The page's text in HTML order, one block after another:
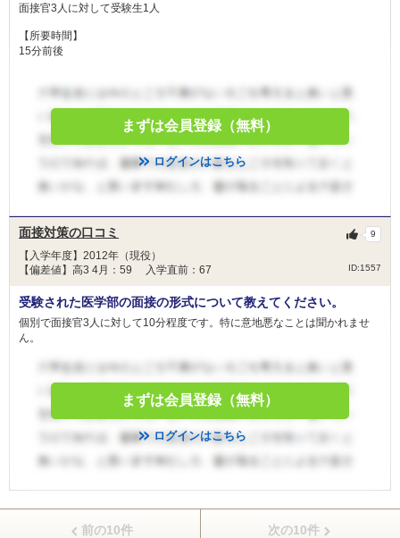
面接官3人に対して受験生1人
【所要時間】
15分前後
まずは会員登録（無料）
ログインはこちら
面接対策の口コミ
【入学年度】2012年（現役）
【偏差値】高3 4月：59 入学直前：67
ID:1557
9
受験された医学部の面接の形式について教えてください。
個別で面接官3人に対して10分程度です。特に意地悪なことは聞かれませ
ん。
まずは会員登録（無料）
ログインはこちら
前の10件 次の10件